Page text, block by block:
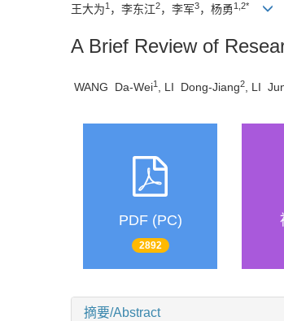
王大为1 ，李东江2，李军3，杨勇1,2*
A Brief Review of
WANG Da-Wei1 , LI Dong-Jiang2 , LI
PDF (PC)
2892
摘要/Abstract